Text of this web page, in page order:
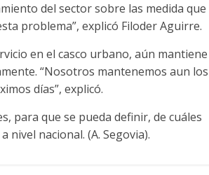
del sector sobre las medida que
problema”, explicó Filoder Aguirre.
en el casco urbano, aún mantiene
“Nosotros mantenemos aun los
días”, explicó.
para que se pueda definir, de cuáles
nacional. (A. Segovia).